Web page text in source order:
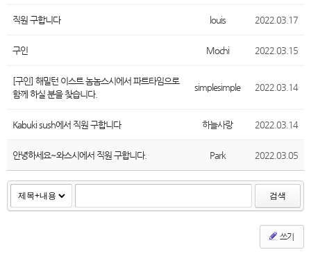
직원 구합니다 louis 2022.03.17
구인 Mochi 2022.03.15
[구인] 해밀턴 이스트 놈놈스시에서 파트타임으로
함께 하실 분을 찾습니다.
simplesimple 2022.03.14
Kabuki sush에서 직원 구합니다 하늘사랑 2022.03.14
안녕하세요~와스시에서 직원 구합니다. Park 2022.03.05
검색
쓰기